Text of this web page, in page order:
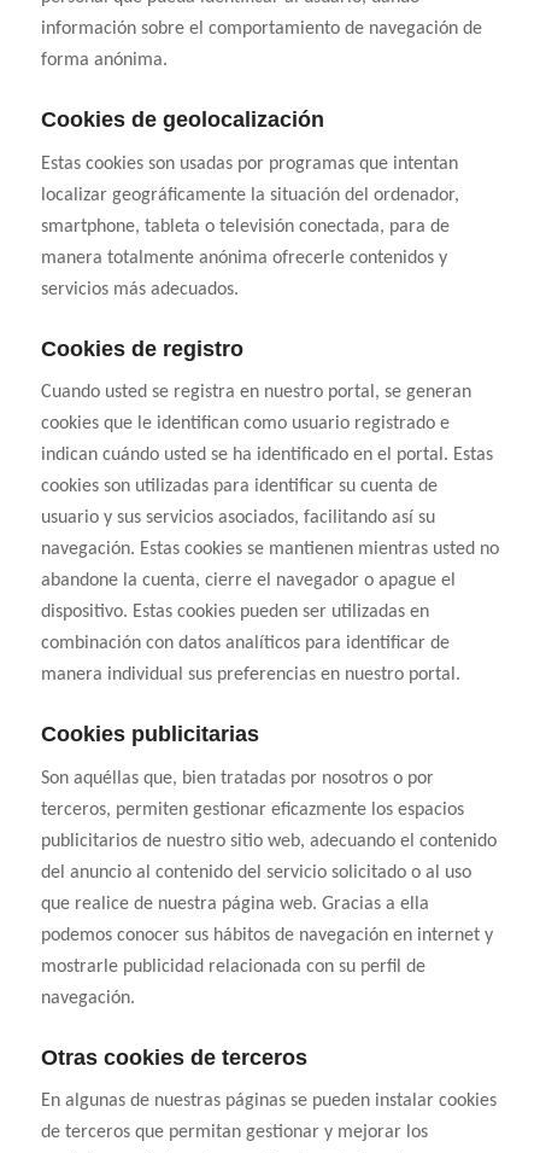
información sobre el comportamiento de navegación de
forma anónima.
Cookies de geolocalización
Estas cookies son usadas por programas que intentan
localizar geográficamente la situación del ordenador,
smartphone, tableta o televisión conectada, para de
manera totalmente anónima ofrecerle contenidos y
servicios más adecuados.
Cookies de registro
Cuando usted se registra en nuestro portal, se generan
cookies que le identifican como usuario registrado e
indican cuándo usted se ha identificado en el portal. Estas
cookies son utilizadas para identificar su cuenta de
usuario y sus servicios asociados, facilitando así su
navegación. Estas cookies se mantienen mientras usted no
abandone la cuenta, cierre el navegador o apague el
dispositivo. Estas cookies pueden ser utilizadas en
combinación con datos analíticos para identificar de
manera individual sus preferencias en nuestro portal.
Cookies publicitarias
Son aquéllas que, bien tratadas por nosotros o por
terceros, permiten gestionar eficazmente los espacios
publicitarios de nuestro sitio web, adecuando el contenido
del anuncio al contenido del servicio solicitado o al uso
que realice de nuestra página web. Gracias a ella
podemos conocer sus hábitos de navegación en internet y
mostrarle publicidad relacionada con su perfil de
navegación.
Otras cookies de terceros
En algunas de nuestras páginas se pueden instalar cookies
de terceros que permitan gestionar y mejorar los